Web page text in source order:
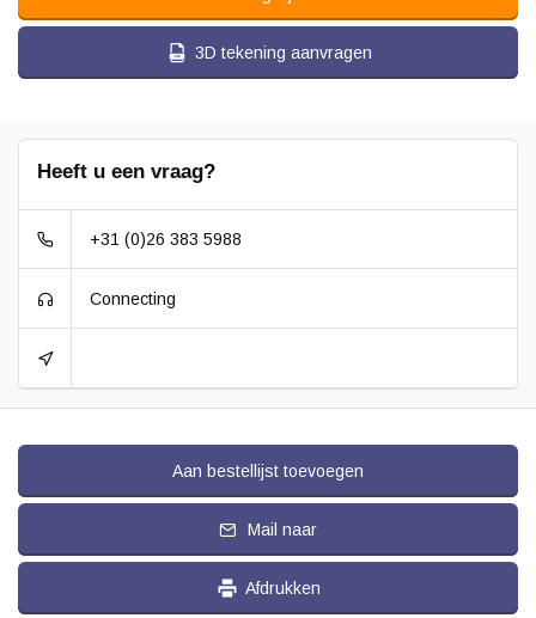
3D tekening aanvragen
Heeft u een vraag?
+31 (0)26 383 5988
Connecting
Aan bestellijst toevoegen
Mail naar
Afdrukken